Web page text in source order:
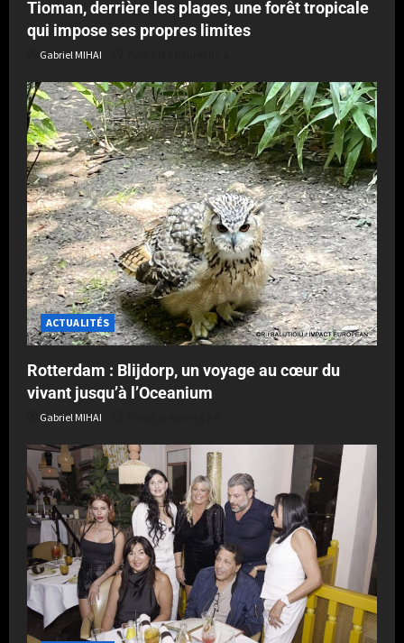
Tioman, derrière les plages, une forêt tropicale
qui impose ses propres limites
Gabriel MIHAI
ACTUALITÉS
Rotterdam : Blijdorp, un voyage au cœur du
vivant jusqu’à l’Oceanium
Gabriel MIHAI